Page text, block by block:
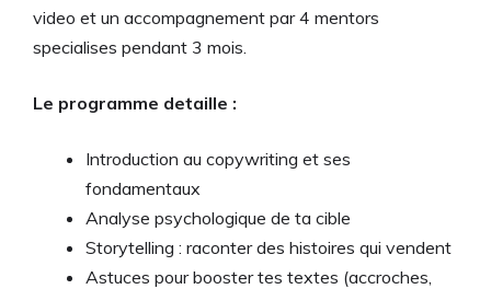
video et un accompagnement par 4 mentors
specialises pendant 3 mois.
Le programme detaille :
Introduction au copywriting et ses
fondamentaux
Analyse psychologique de ta cible
Storytelling : raconter des histoires qui vendent
Astuces pour booster tes textes (accroches,